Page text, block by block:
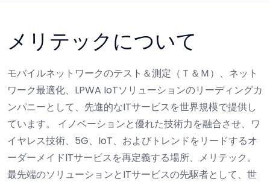
メリテックについて
モバイルネットワークのテスト＆測定（Ｔ＆Ｍ）、ネット
ワーク最適化、LPWA IoTソリューションのリーディングカ
ンパニーとして、先進的なITサービスを世界規模で提供し
ています。 イノベーションと優れた技術力を融合させ、ワ
イヤレス技術、5G、IoT、およびトレンドをリードするオ
ーダーメイドITサービスを再定義する場所、メリテック。
最先端のソリューションとITサービスの先駆者として、世